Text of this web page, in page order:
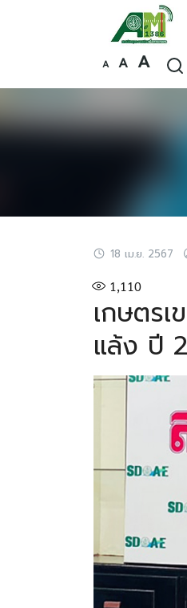
A
Decrease
font
A Reset
font
size.
A
font
size.
18 เม.ย. 2567
1,110
เกษตร
แล้ง ปี